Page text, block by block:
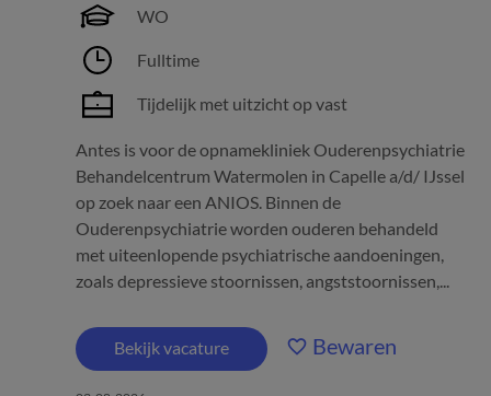
WO
Fulltime
Tijdelijk met uitzicht op vast
Antes is voor de opnamekliniek Ouderenpsychiatrie
Behandelcentrum Watermolen in Capelle a/d/ IJssel
op zoek naar een ANIOS. Binnen de
Ouderenpsychiatrie worden ouderen behandeld
met uiteenlopende psychiatrische aandoeningen,
zoals depressieve stoornissen, angststoornissen,...
Bekijk vacature Bewaren